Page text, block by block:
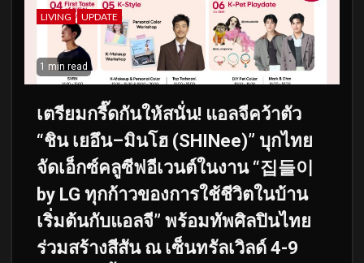
LIVING UPDATE
1 min read
เตรียมกรี๊ดกันให้สนั่น! แอลจีคว้าตัว
“ชิน เยอึน–มินโฮ (SHINee)” บุกไทย
จัดเอ็กซ์คลูซีฟอีเวนต์ในงาน “집들이
by LG ทุกก้าวของการใช้ชีวิตในบ้าน
เริ่มต้นกับแอลจี” พร้อมทัพศิลปินไทย
ร่วมสร้างสีสัน ณ เซ็นทรัลเวิลด์ 4-9